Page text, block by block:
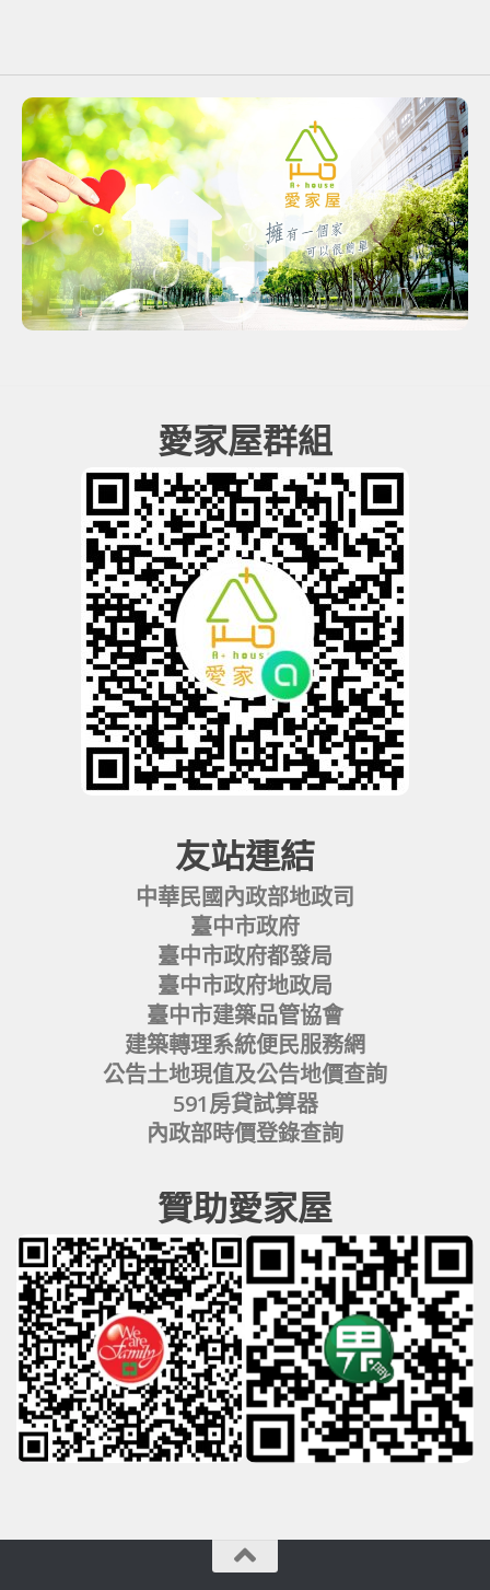
愛家屋群組
友站連結
中華民國內政部地政司
臺中市政府
臺中市政府都發局
臺中市政府地政局
臺中市建築品管協會
建築轉理系統便民服務網
公告土地現值及公告地價查詢
591房貸試算器
內政部時價登錄查詢
贊助愛家屋